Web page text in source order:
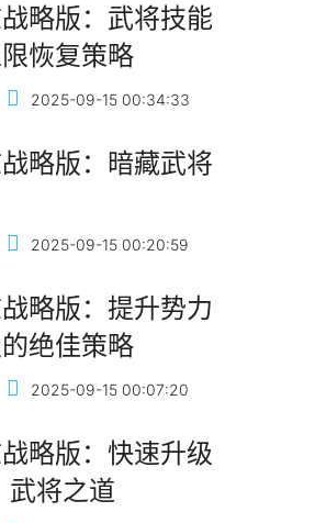
略版：武将技能
恢复策略
2025-09-15 00:34:33
略版：暗藏武将
2025-09-15 00:20:59
略版：提升势力
绝佳策略
2025-09-15 00:07:20
略版：快速升级
武将之道